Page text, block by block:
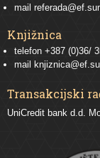
mail
Knjižnica
telefon +387 (0)36/
mail
Transakcijski
UniCredit bank d.d.